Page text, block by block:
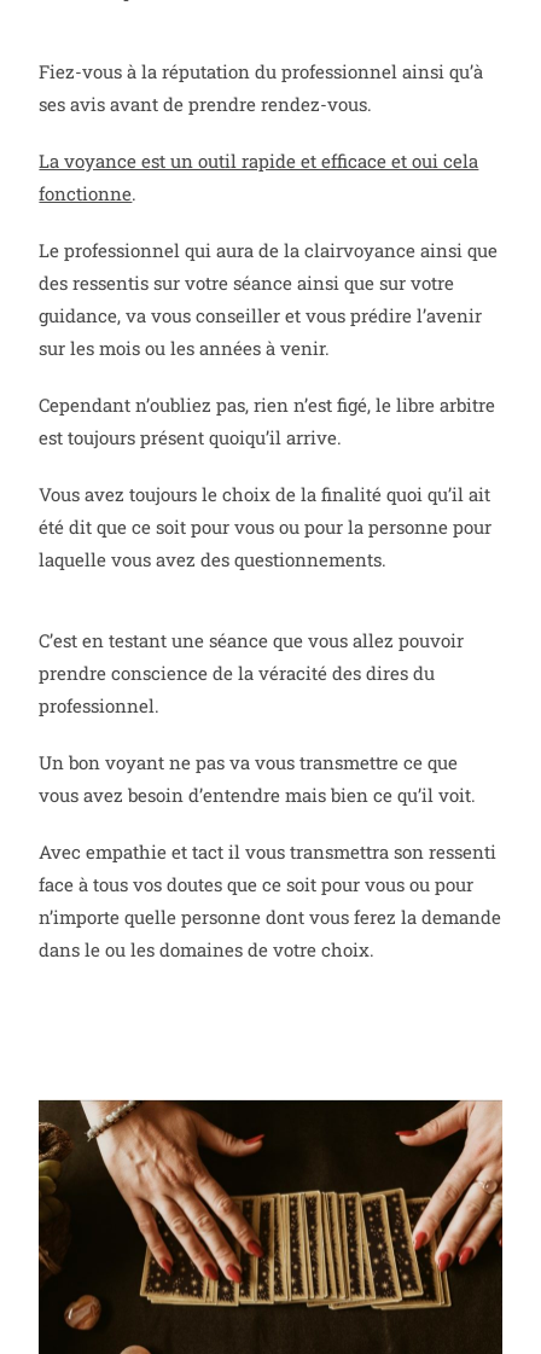
Fiez-vous à la réputation du professionnel ainsi qu’à
ses avis avant de prendre rendez-vous.
La voyance est un outil rapide et efficace et oui cela
fonctionne.
Le professionnel qui aura de la clairvoyance ainsi que
des ressentis sur votre séance ainsi que sur votre
guidance, va vous conseiller et vous prédire l’avenir
sur les mois ou les années à venir.
Cependant n’oubliez pas, rien n’est figé, le libre arbitre
est toujours présent quoiqu’il arrive.
Vous avez toujours le choix de la finalité quoi qu’il ait
été dit que ce soit pour vous ou pour la personne pour
laquelle vous avez des questionnements.
C’est en testant une séance que vous allez pouvoir
prendre conscience de la véracité des dires du
professionnel.
Un bon voyant ne pas va vous transmettre ce que
vous avez besoin d’entendre mais bien ce qu’il voit.
Avec empathie et tact il vous transmettra son ressenti
face à tous vos doutes que ce soit pour vous ou pour
n’importe quelle personne dont vous ferez la demande
dans le ou les domaines de votre choix.